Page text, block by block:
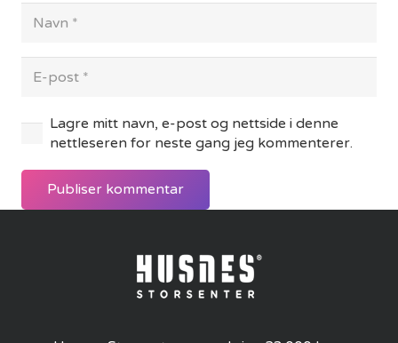
Lagre mitt navn, e-post og nettside i denne
nettleseren for neste gang jeg kommenterer.
Publiser kommentar